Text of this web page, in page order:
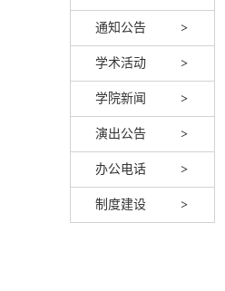
通知公告
学术活动
学院新闻
演出公告
办公电话
制度建设